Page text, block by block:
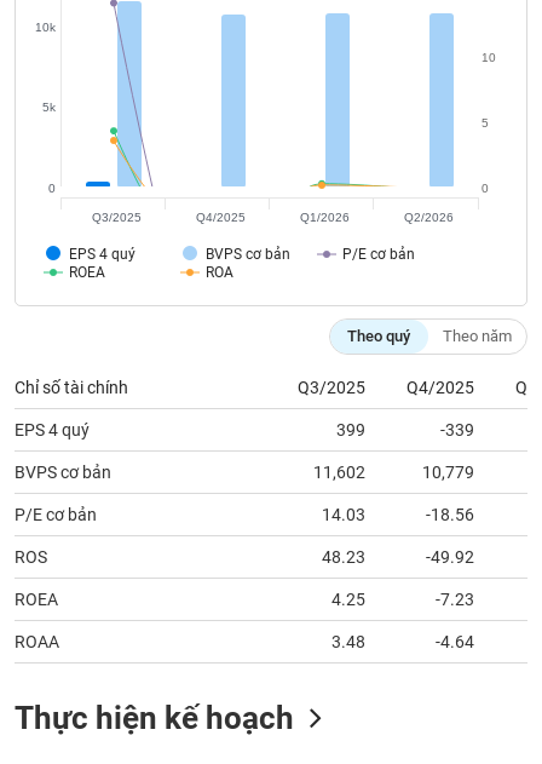
EPS 4 quý BVPS cơ bản
P/E cơ bản
ROEA
ROA
0
5k
10k
0
5
10
Q3/2025 Q4/2025 Q1/2026 Q2/2026
Theo quý Theo năm
Chỉ số tài chính Q3/2025 Q4/2025
EPS 4 quý 399 -339
BVPS cơ bản 11,602 10,779
P/E cơ bản 14.03 -18.56
ROS 48.23 -49.92
ROEA 4.25 -7.23
ROAA 3.48 -4.64
Thực hiện kế hoạch
liệu